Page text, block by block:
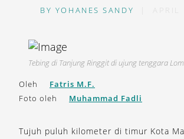
BY YOHANES SANDY
Tebing di Tanjung Ringgit di ujung tenggara
Oleh
Fatris M.F.
Foto oleh
Muhammad Fadli
Tujuh puluh kilometer di timur Kota